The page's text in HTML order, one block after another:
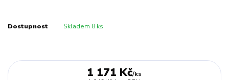
Dostupnost Skladem 8 ks
1 171 Kč/ks